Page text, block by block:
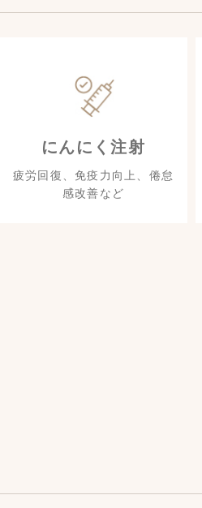
にんにく注射
疲労回復、免疫力向上、倦怠
感改善など